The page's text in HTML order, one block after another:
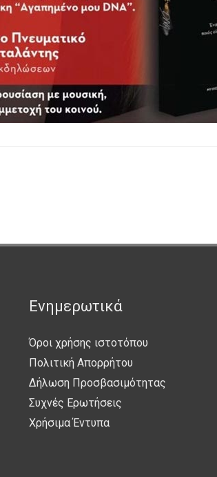
Ενημερωτικά
Όροι χρήσης ιστοτόπου
Πολιτική Απορρήτου
Δήλωση Προσβασιμότητας
Συχνές Ερωτήσεις
Χρήσιμα Έντυπα